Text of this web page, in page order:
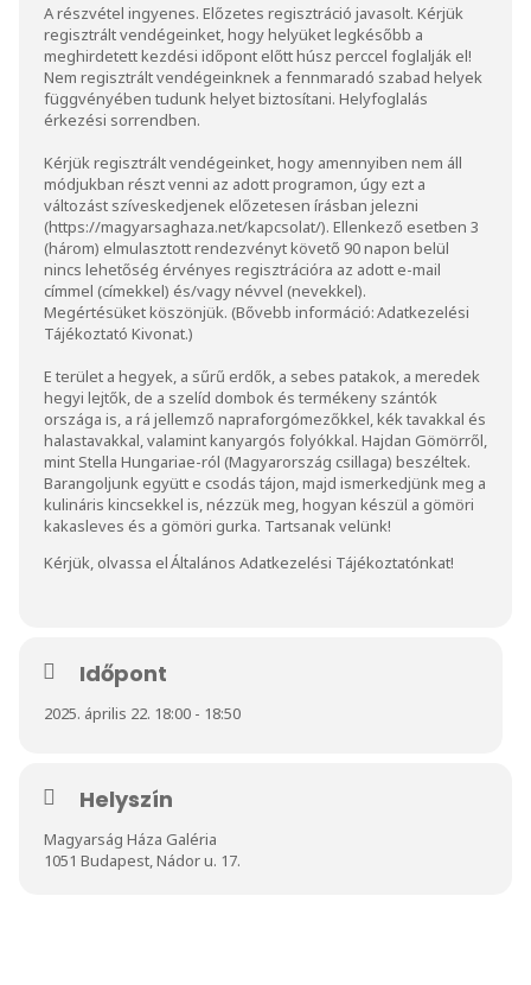
A részvétel ingyenes. Előzetes regisztráció javasolt. Kérjük
regisztrált vendégeinket, hogy helyüket legkésőbb a
meghirdetett kezdési időpont előtt húsz perccel foglalják el!
Nem regisztrált vendégeinknek a fennmaradó szabad helyek
függvényében tudunk helyet biztosítani. Helyfoglalás
érkezési sorrendben.
Kérjük regisztrált vendégeinket, hogy amennyiben nem áll
módjukban részt venni az adott programon, úgy ezt a
változást szíveskedjenek előzetesen írásban jelezni
(https://magyarsaghaza.net/kapcsolat/). Ellenkező esetben 3
(három) elmulasztott rendezvényt követő 90 napon belül
nincs lehetőség érvényes regisztrációra az adott e-mail
címmel (címekkel) és/vagy névvel (nevekkel).
Megértésüket köszönjük. (Bővebb információ:Adatkezelési
Tájékoztató Kivonat.)
E terület a hegyek, a sűrű erdők, a sebes patakok, a meredek
hegyi lejtők, de a szelíd dombok és termékeny szántók
országa is, a rá jellemző napraforgómezőkkel, kék tavakkal és
halastavakkal, valamint kanyargós folyókkal. Hajdan Gömörről,
mint Stella Hungariae-ról (Magyarország csillaga) beszéltek.
Barangoljunk együtt e csodás tájon, majd ismerkedjünk meg a
kulináris kincsekkel is, nézzük meg, hogyan készül a gömöri
kakasleves és a gömöri gurka. Tartsanak velünk!
Kérjük, olvassa elÁltalános Adatkezelési Tájékoztatónkat!
Időpont
2025. április 22. 18:00 - 18:50
Helyszín
Magyarság Háza Galéria
1051 Budapest, Nádor u. 17.